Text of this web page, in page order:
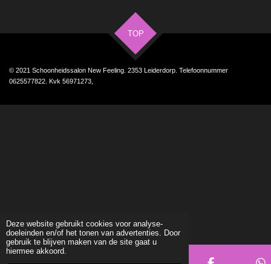
Deze website gebruikt cookies voor analyse-
doeleinden en/of het tonen van advertenties. Door
gebruik te blijven maken van de site gaat u
hiermee akkoord.
TOP
© 2021 Schoonheidssalon New Feeling. 2353 Leiderdorp. Telefoonnummer
0625577822. Kvk 56971273,